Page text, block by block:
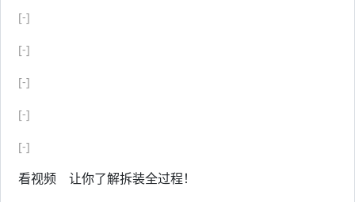
[-]
[-]
[-]
[-]
[-]
看视频 让你了解拆装全过程！